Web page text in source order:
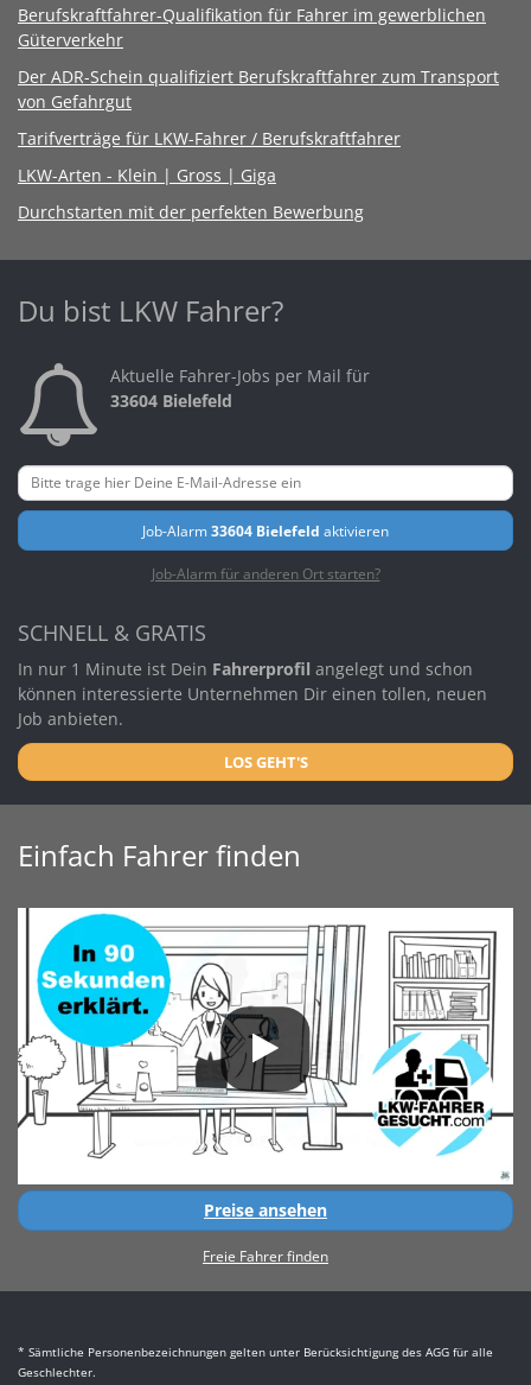
Berufskraftfahrer-Qualifikation für Fahrer im gewerblichen
Güterverkehr
Der ADR-Schein qualifiziert Berufskraftfahrer zum Transport
von Gefahrgut
Tarifverträge für LKW-Fahrer / Berufskraftfahrer
LKW-Arten - Klein | Gross | Giga
Durchstarten mit der perfekten Bewerbung
Du bist LKW Fahrer?
Aktuelle Fahrer-Jobs per Mail für
33604 Bielefeld
Job-Alarm33604 Bielefeld aktivieren
Job-Alarm für anderen Ort starten?
SCHNELL & GRATIS
In nur 1 Minute ist Dein Fahrerprofil angelegt und schon
können interessierte Unternehmen Dir einen tollen, neuen
Job anbieten.
LOS GEHT'S
Einfach Fahrer finden
Preise ansehen
Freie Fahrer finden
* Sämtliche Personenbezeichnungen gelten unter Berücksichtigung des AGG für alle
Geschlechter.